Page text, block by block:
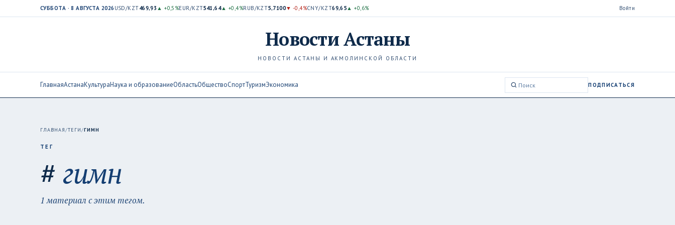
СУББОТА · 8 АВГУСТА 2026 USD/KZT469,93 ▲ +0,5%EUR/KZT541,64▲ +0,4%RUB/KZT5,7100▼ -0,4%CNY/KZT69,65▲ +0,6% Войти
НовостиАстаны
НОВОСТИ АСТАНЫ И АКМОЛИНСКОЙ ОБЛАСТИ
ГлавнаяАстанаКультураНаука и образованиеОбластьОбществоСпортТуризмЭкономика
Поиск:
ПОДПИСАТЬСЯ
ГЛАВНАЯ/ТЕГИ/ГИМН
ТЕГ
# гимн
1 материал с этим тегом.